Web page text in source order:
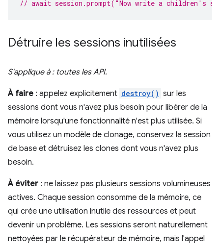
// await session.prompt("Now write a children's
Détruire les sessions inutilisées
S'applique à : toutes les API.
À faire : appelez explicitement destroy() sur les
sessions dont vous n'avez plus besoin pour libérer de la
mémoire lorsqu'une fonctionnalité n'est plus utilisée. Si
vous utilisez un modèle de clonage, conservez la session
de base et détruisez les clones dont vous n'avez plus
besoin.
À éviter : ne laissez pas plusieurs sessions volumineuses
actives. Chaque session consomme de la mémoire, ce
qui crée une utilisation inutile des ressources et peut
devenir un problème. Les sessions seront naturellement
nettoyées par le récupérateur de mémoire, mais l'appel